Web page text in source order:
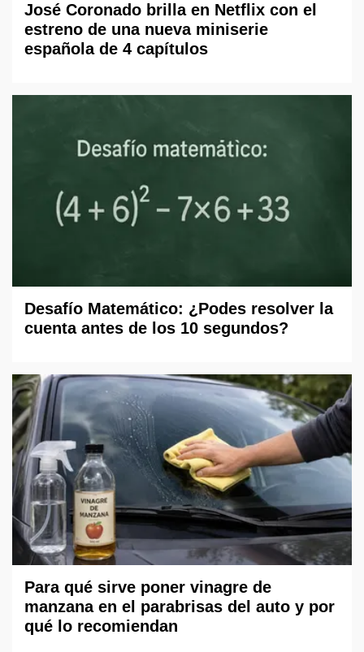
José Coronado brilla en Netflix con el
estreno de una nueva miniserie
española de 4 capítulos
Desafío Matemático: ¿Podes resolver la
cuenta antes de los 10 segundos?
Para qué sirve poner vinagre de
manzana en el parabrisas del auto y por
qué lo recomiendan